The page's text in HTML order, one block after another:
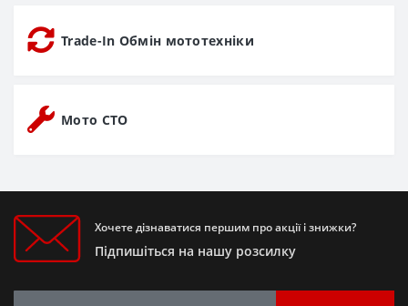
Trade-In Обмін мототехніки
Мото СТО
Хочете дізнаватися першим про акції і знижки?
Підпишіться на нашу розсилку